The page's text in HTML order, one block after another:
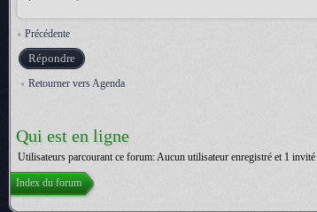
Précédente
Répondre
Retourner vers Agenda
Qui est en ligne
Utilisateurs parcourant ce forum: Aucun utilisateur enregistré et 1 invité
Index du forum